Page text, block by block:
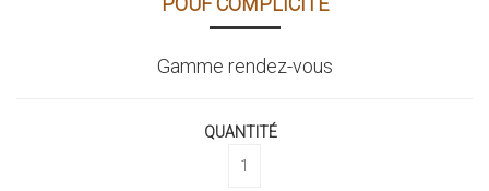
Gamme rendez-vous
QUANTITÉ